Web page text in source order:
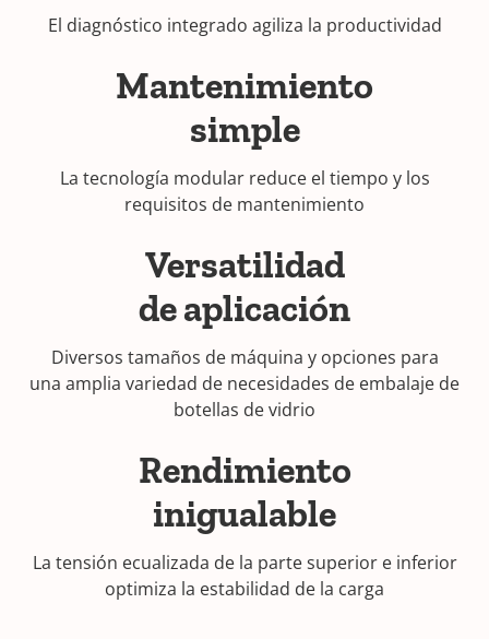
El diagnóstico integrado agiliza la productividad
Mantenimiento
simple
La tecnología modular reduce el tiempo y los
requisitos de mantenimiento
Versatilidad
de aplicación
Diversos tamaños de máquina y opciones para
una amplia variedad de necesidades de embalaje de
botellas de vidrio
Rendimiento
inigualable
La tensión ecualizada de la parte superior e inferior
optimiza la estabilidad de la carga